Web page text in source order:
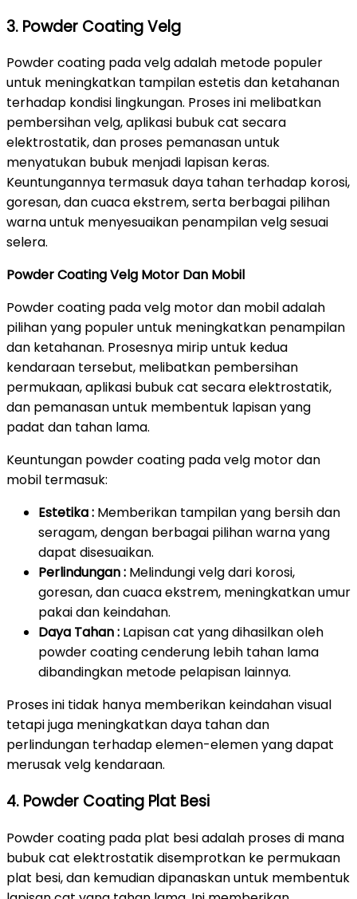
3. Powder Coating Velg
Powder coating pada velg adalah metode populer
untuk meningkatkan tampilan estetis dan ketahanan
terhadap kondisi lingkungan. Proses ini melibatkan
pembersihan velg, aplikasi bubuk cat secara
elektrostatik, dan proses pemanasan untuk
menyatukan bubuk menjadi lapisan keras.
Keuntungannya termasuk daya tahan terhadap korosi,
goresan, dan cuaca ekstrem, serta berbagai pilihan
warna untuk menyesuaikan penampilan velg sesuai
selera.
Powder Coating Velg Motor Dan Mobil
Powder coating pada velg motor dan mobil adalah
pilihan yang populer untuk meningkatkan penampilan
dan ketahanan. Prosesnya mirip untuk kedua
kendaraan tersebut, melibatkan pembersihan
permukaan, aplikasi bubuk cat secara elektrostatik,
dan pemanasan untuk membentuk lapisan yang
padat dan tahan lama.
Keuntungan powder coating pada velg motor dan
mobil termasuk:
Estetika : Memberikan tampilan yang bersih dan
seragam, dengan berbagai pilihan warna yang
dapat disesuaikan.
Perlindungan : Melindungi velg dari korosi,
goresan, dan cuaca ekstrem, meningkatkan umur
pakai dan keindahan.
Daya Tahan : Lapisan cat yang dihasilkan oleh
powder coating cenderung lebih tahan lama
dibandingkan metode pelapisan lainnya.
Proses ini tidak hanya memberikan keindahan visual
tetapi juga meningkatkan daya tahan dan
perlindungan terhadap elemen-elemen yang dapat
merusak velg kendaraan.
4. Powder Coating Plat Besi
Powder coating pada plat besi adalah proses di mana
bubuk cat elektrostatik disemprotkan ke permukaan
plat besi, dan kemudian dipanaskan untuk membentuk